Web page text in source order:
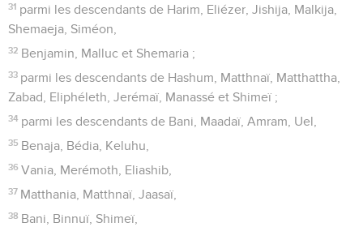
31 parmi les descendants de Harim, Eliézer, Jishija, Malkija,
Shemaeja, Siméon,
32 Benjamin, Malluc et Shemaria ;
33 parmi les descendants de Hashum, Matthnaï, Matthattha,
Zabad, Eliphéleth, Jerémaï, Manassé et Shimeï ;
34 parmi les descendants de Bani, Maadaï, Amram, Uel,
35 Benaja, Bédia, Keluhu,
36 Vania, Merémoth, Eliashib,
37 Matthania, Matthnaï, Jaasaï,
38 Bani, Binnuï, Shimeï,